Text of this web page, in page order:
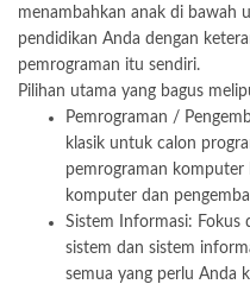
menambahkan anak di bawah
pendidikan Anda dengan
pemrograman itu sendiri.
Pilihan utama yang bagus
Pemrograman /
klasik untuk calon
pemrograman komputer
komputer dan
Sistem Informasi: Fokus
sistem dan sistem
semua yang perlu Anda